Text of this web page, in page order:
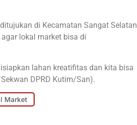
di Kecamatan Sangat Selatan
lokal market bisa di
lahan kreatifitas dan kita bisa
DPRD Kutim/San).
Market